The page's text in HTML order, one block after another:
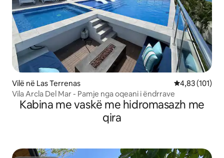
Vilë në Las Terrenas Vlerësimi
4,83 (101)
Vila Arcla Del Mar - Pamje nga oqeani i ëndrrave
Kabina me vaskë me hidromasazh me
qira